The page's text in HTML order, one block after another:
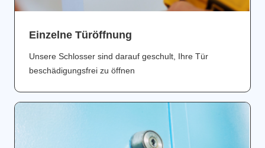
Einzelne Türöffnung
Unsere Schlosser sind darauf geschult, Ihre Tür
beschädigungsfrei zu öffnen